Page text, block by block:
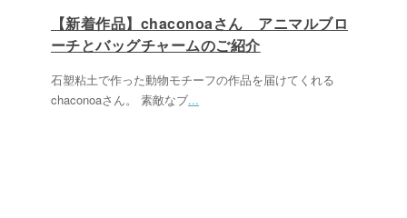
【新着作品】chaconoaさん アニマルブロ
ーチとバッグチャームのご紹介
石塑粘土で作った動物モチーフの作品を届けてくれる
chaconoaさん。 素敵なブ...